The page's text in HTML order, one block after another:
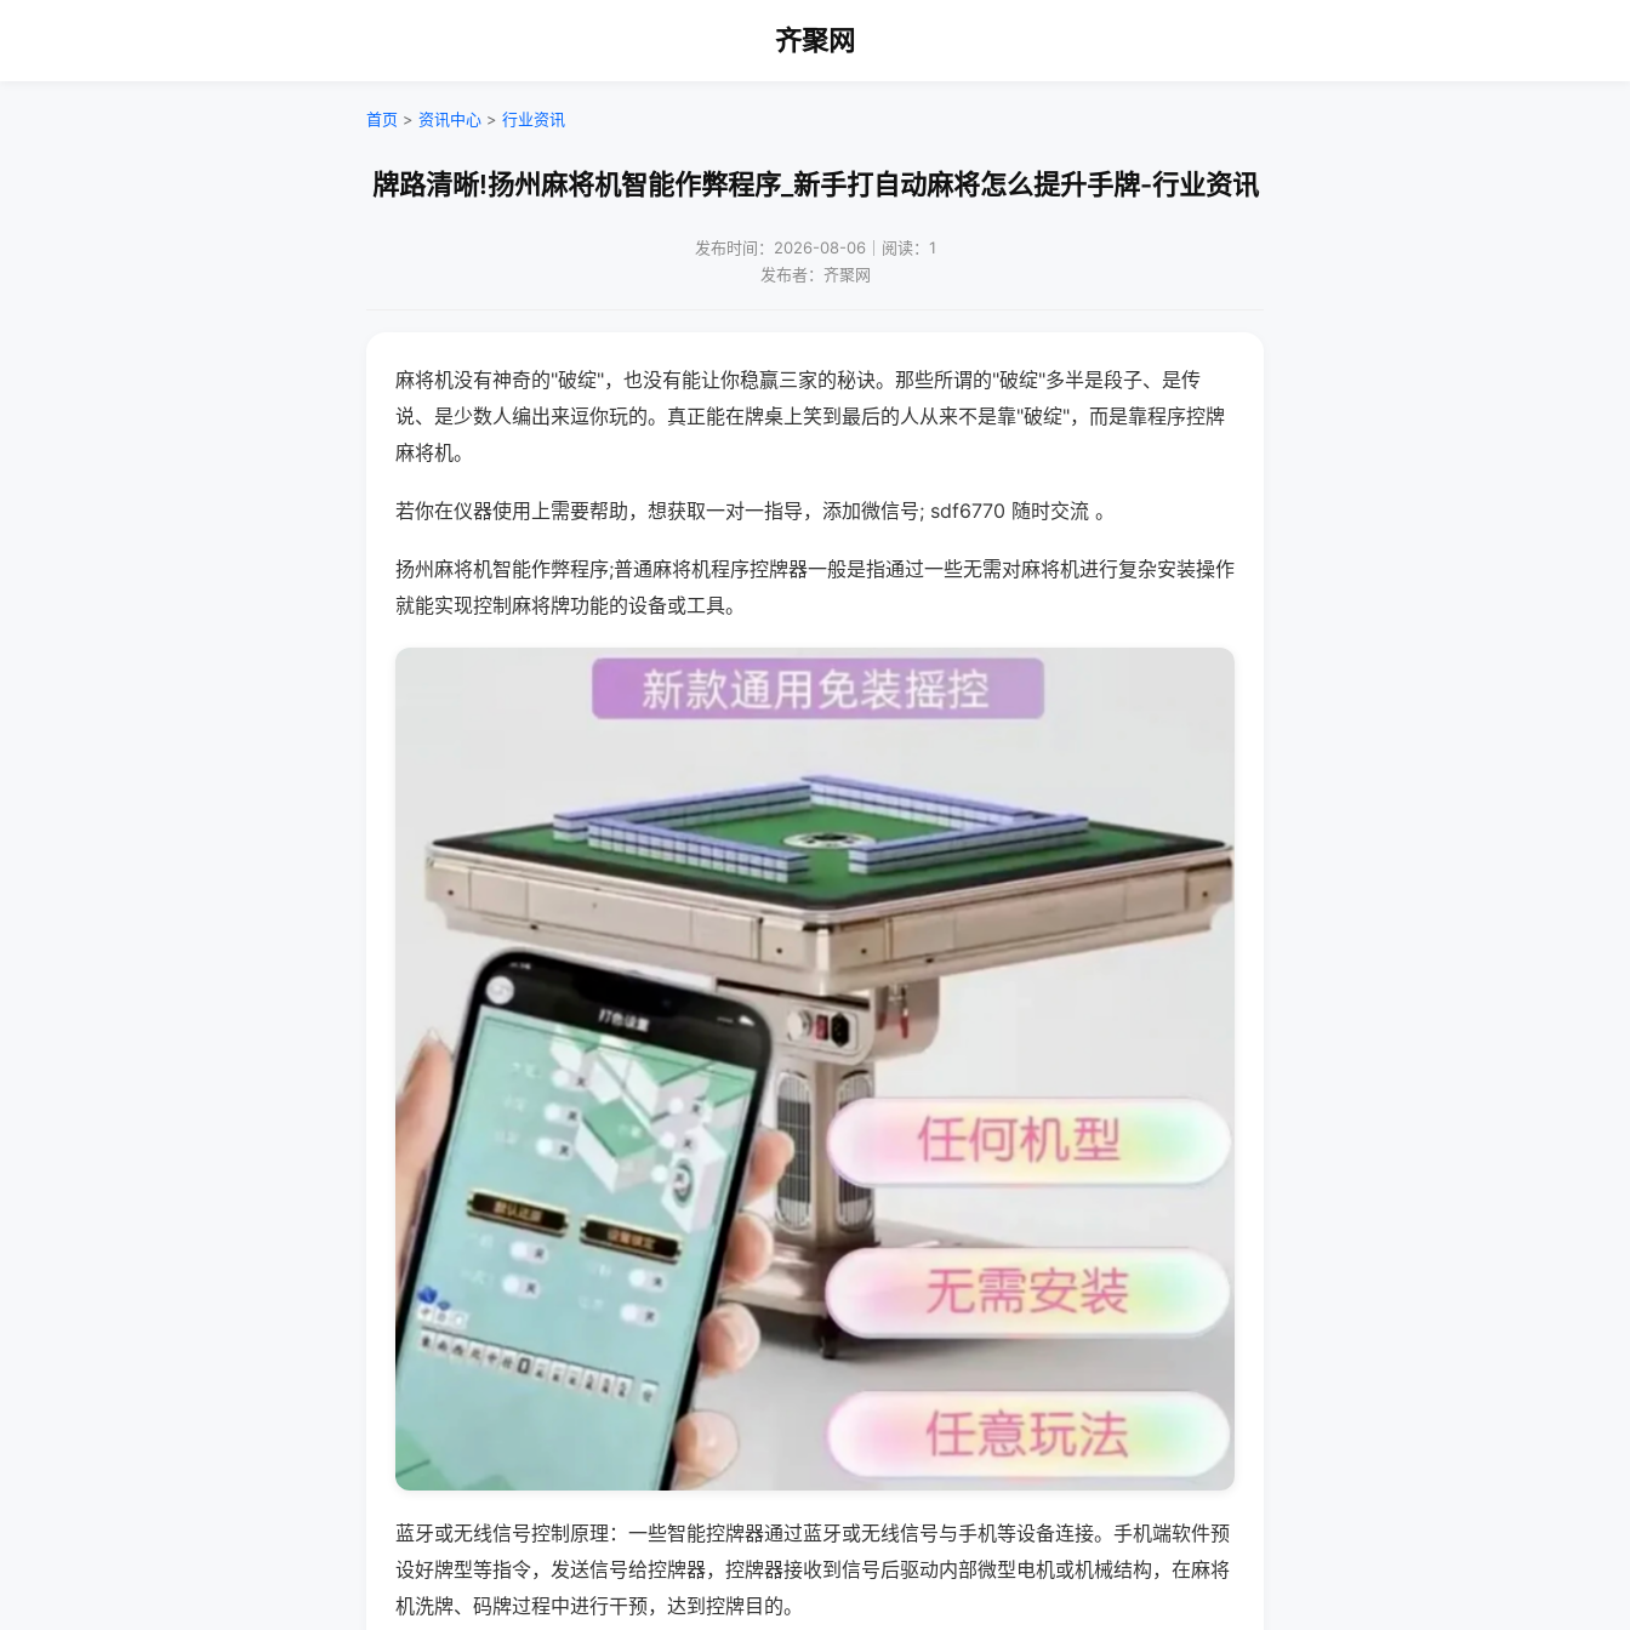
齐聚网
首页 > 资讯中心 > 行业资讯
牌路清晰!扬州麻将机智能作弊程序_新手打自动麻将怎么提升手牌-行业资讯
发布时间：2026-08-06｜阅读：1
发布者：齐聚网
麻将机没有神奇的"破绽"，也没有能让你稳赢三家的秘诀。那些所谓的"破绽"多半是段子、是传
说、是少数人编出来逗你玩的。真正能在牌桌上笑到最后的人从来不是靠"破绽"，而是靠程序控牌
麻将机。
若你在仪器使用上需要帮助，想获取一对一指导，添加微信号; sdf6770 随时交流 。
扬州麻将机智能作弊程序;普通麻将机程序控牌器一般是指通过一些无需对麻将机进行复杂安装操作
就能实现控制麻将牌功能的设备或工具。
蓝牙或无线信号控制原理：一些智能控牌器通过蓝牙或无线信号与手机等设备连接。手机端软件预
设好牌型等指令，发送信号给控牌器，控牌器接收到信号后驱动内部微型电机或机械结构，在麻将
机洗牌、码牌过程中进行干预，达到控牌目的。